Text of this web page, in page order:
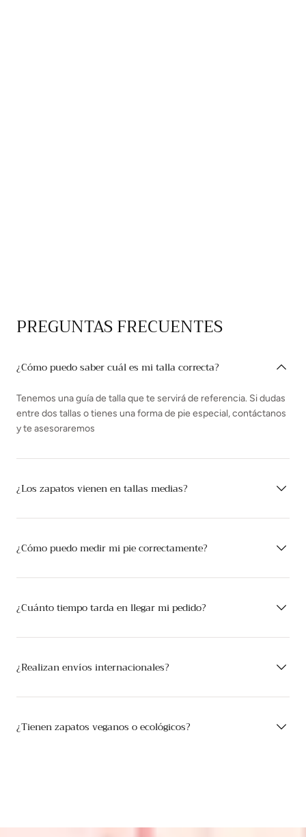
PREGUNTAS FRECUENTES
¿Cómo puedo saber cuál es mi talla correcta?
Tenemos una guía de talla que te servirá de referencia. Si dudas
entre dos tallas o tienes una forma de pie especial, contáctanos
y te asesoraremos
¿Los zapatos vienen en tallas medias?
¿Cómo puedo medir mi pie correctamente?
¿Cuánto tiempo tarda en llegar mi pedido?
¿Realizan envíos internacionales?
¿Tienen zapatos veganos o ecológicos?